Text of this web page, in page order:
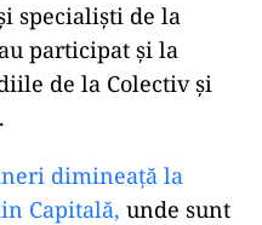
specialişti de la
participat și la
de la Colectiv și
dimineaţă la
Capitală, unde sunt